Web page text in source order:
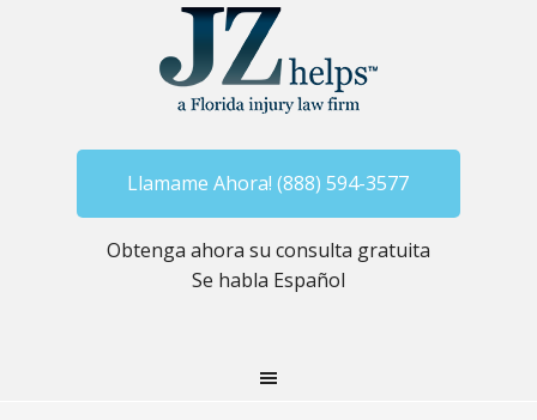
Llamame Ahora! (888) 594-3577
Obtenga ahora su consulta gratuita
Se habla Español